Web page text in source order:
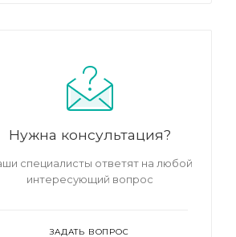
Нужна консультация?
специалисты ответят на любой
интересующий вопрос
ЗАДАТЬ ВОПРОС